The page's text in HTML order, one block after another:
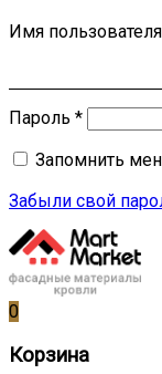
Имя
Пароль *
Запомнить
Забыли свой
0
Корзина